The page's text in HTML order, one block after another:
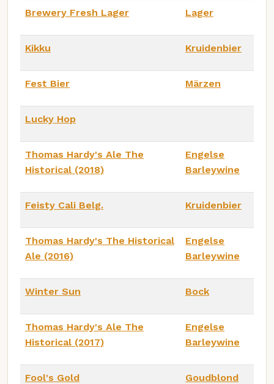
Brewery Fresh Lager Lager
Kikku Kruidenbier
Fest Bier Märzen
Lucky Hop
Thomas Hardy's Ale The
Historical (2018)
Engelse
Barleywine
Feisty Cali Belg. Kruidenbier
Thomas Hardy's The Historical
Ale (2016)
Engelse
Barleywine
Winter Sun Bock
Thomas Hardy's Ale The
Historical (2017)
Engelse
Barleywine
Fool's Gold Goudblond